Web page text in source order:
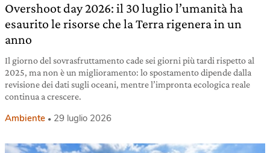
Overshoot day 2026: il 30 luglio l’umanità ha
esaurito le risorse che la Terra rigenera in un
anno
Il giorno del sovrasfruttamento cade sei giorni più tardi rispetto al
2025, ma non è un miglioramento: lo spostamento dipende dalla
revisione dei dati sugli oceani, mentre l’impronta ecologica reale
continua a crescere.
Ambiente 29 luglio 2026